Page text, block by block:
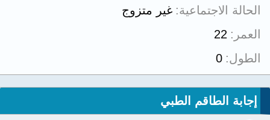
الحالة الاجتماعية غير متزوج
العمر
22
الطول 0
إجابة الطاقم الطبي